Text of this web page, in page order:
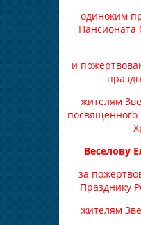
одиноким
и
жителям
посвященного
Веселову
за
Празднику
жителям